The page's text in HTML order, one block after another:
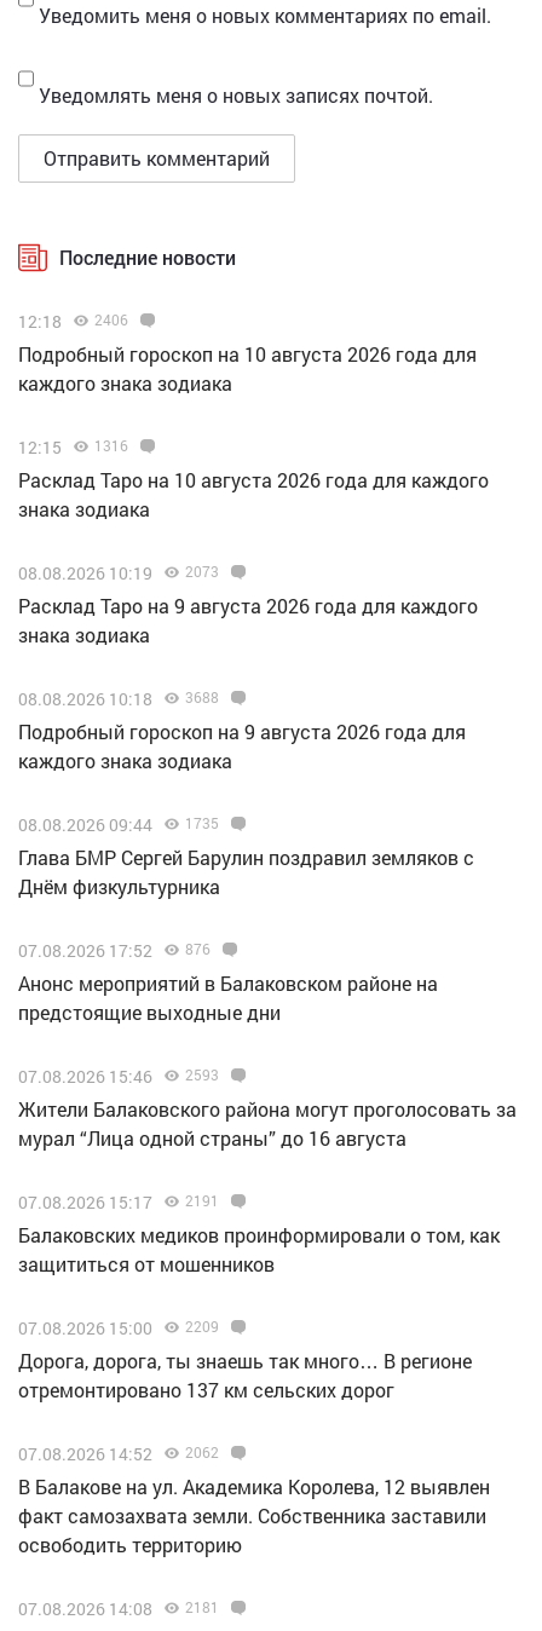
Уведомить меня о новых комментариях по email.
Уведомлять меня о новых записях почтой.
Последние новости
12:18 2406
Подробный гороскоп на 10 августа 2026 года для
каждого знака зодиака
12:15 1316
Расклад Таро на 10 августа 2026 года для каждого
знака зодиака
08.08.2026 10:19 2073
Расклад Таро на 9 августа 2026 года для каждого
знака зодиака
08.08.2026 10:18 3688
Подробный гороскоп на 9 августа 2026 года для
каждого знака зодиака
08.08.2026 09:44 1735
Глава БМР Сергей Барулин поздравил земляков с
Днём физкультурника
07.08.2026 17:52 876
Анонс мероприятий в Балаковском районе на
предстоящие выходные дни
07.08.2026 15:46 2593
Жители Балаковского района могут проголосовать за
мурал “Лица одной страны” до 16 августа
07.08.2026 15:17 2191
Балаковских медиков проинформировали о том, как
защититься от мошенников
07.08.2026 15:00 2209
Дорога, дорога, ты знаешь так много… В регионе
отремонтировано 137 км сельских дорог
07.08.2026 14:52 2062
В Балакове на ул. Академика Королева, 12 выявлен
факт самозахвата земли. Собственника заставили
освободить территорию
07.08.2026 14:08 2181